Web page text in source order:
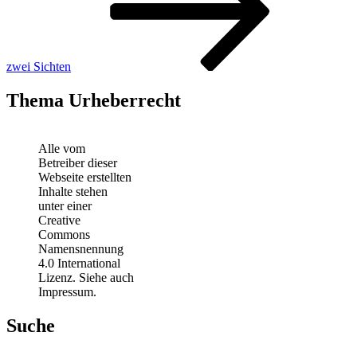
zwei Sichten
Thema Urheberrecht
Alle vom
Betreiber dieser
Webseite erstellten
Inhalte stehen
unter einer
Creative
Commons
Namensnennung
4.0 International
Lizenz. Siehe auch
Impressum.
Suche